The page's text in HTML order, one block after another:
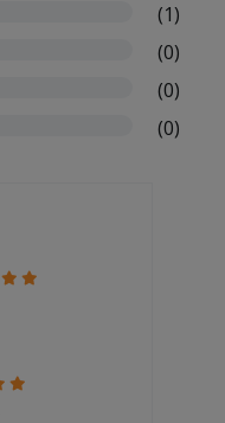
(1)
(0)
(0)
(0)